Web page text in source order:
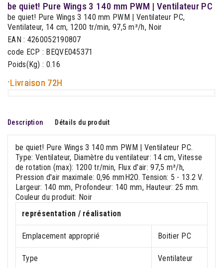
be quiet! Pure Wings 3 140 mm PWM | Ventilateur PC
be quiet! Pure Wings 3 140 mm PWM | Ventilateur PC,
Ventilateur, 14 cm, 1200 tr/min, 97,5 m³/h, Noir
EAN : 4260052190807
code ECP : BEQVE045371
Poids(Kg) : 0.16
-Livraison 72H
Description Détails du produit
be quiet! Pure Wings 3 140 mm PWM | Ventilateur PC.
Type: Ventilateur, Diamètre du ventilateur: 14 cm, Vitesse
de rotation (max): 1200 tr/min, Flux d'air: 97,5 m³/h,
Pression d'air maximale: 0,96 mmH2O. Tension: 5 - 13.2 V.
Largeur: 140 mm, Profondeur: 140 mm, Hauteur: 25 mm.
Couleur du produit: Noir
représentation / réalisation
Emplacement approprié Boitier PC
Type Ventilateur